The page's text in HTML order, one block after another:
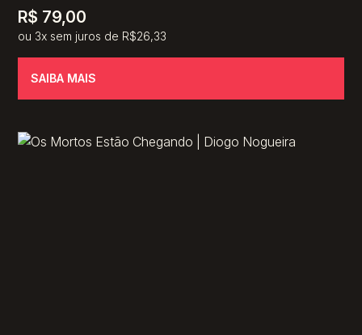
R$ 79,00
ou 3x sem juros de R$26,33
SAIBA MAIS